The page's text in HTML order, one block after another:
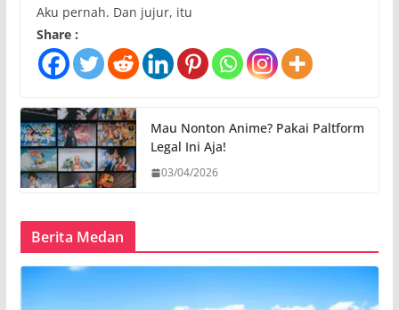
Aku pernah. Dan jujur, itu
Share :
Mau Nonton Anime? Pakai Paltform
Legal Ini Aja!
03/04/2026
Berita Medan